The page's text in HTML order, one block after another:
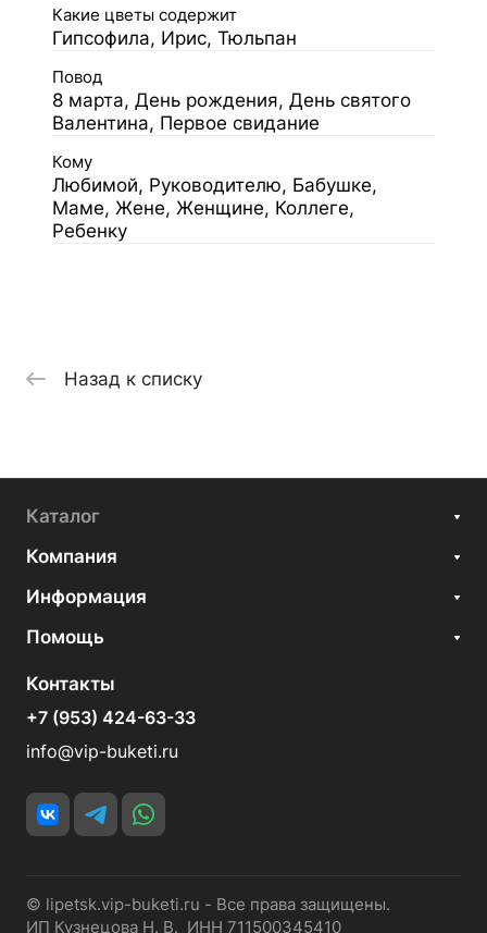
Какие цветы содержит
Гипсофила, Ирис, Тюльпан
Повод
8 марта, День рождения, День святого
Валентина, Первое свидание
Кому
Любимой, Руководителю, Бабушке,
Маме, Жене, Женщине, Коллеге,
Ребенку
Назад к списку
Каталог
Компания
Информация
Помощь
Контакты
+7 (953) 424-63-33
info@vip-buketi.ru
© lipetsk.vip-buketi.ru - Все права защищены.
ИП Кузнецова Н. В. ИНН 711500345410